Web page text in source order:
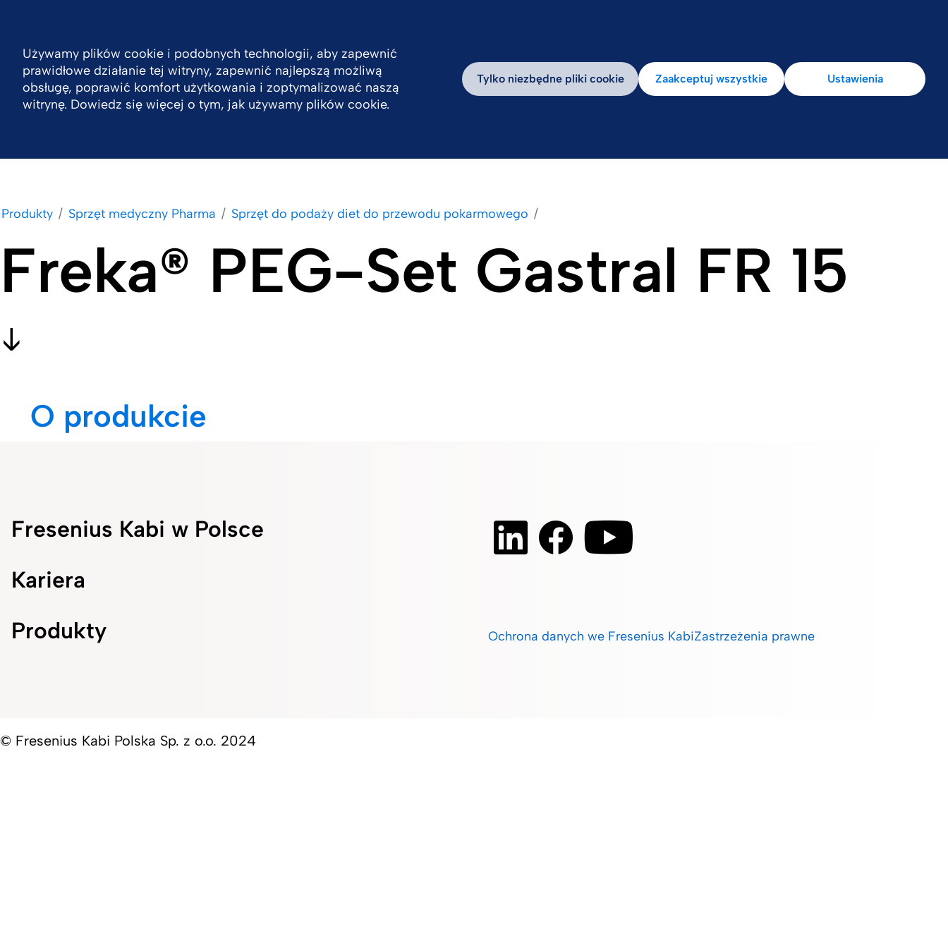
Zrównoważony rozwój Firma Produkty Odpowiedzialność Praca Aktualności Dla pacjenta
Produkty Sprzęt medyczny Pharma Sprzęt do podaży diet do przewodu pokarmowego
Freka® PEG-Set Gastral FR 15
O produkcie
Fresenius Kabi w Polsce
Kariera
Produkty
Ochrona danych we Fresenius KabiZastrzeżenia prawne
© Fresenius Kabi Polska Sp. z o.o. 2024
Używamy plików cookie i podobnych technologii, aby zapewnić
prawidłowe działanie tej witryny, zapewnić najlepszą możliwą
obsługę, poprawić komfort użytkowania i zoptymalizować naszą
witrynę. Dowiedz się więcej o tym, jak używamy plików cookie.
Tylko niezbędne pliki cookie Zaakceptuj wszystkie Ustawienia